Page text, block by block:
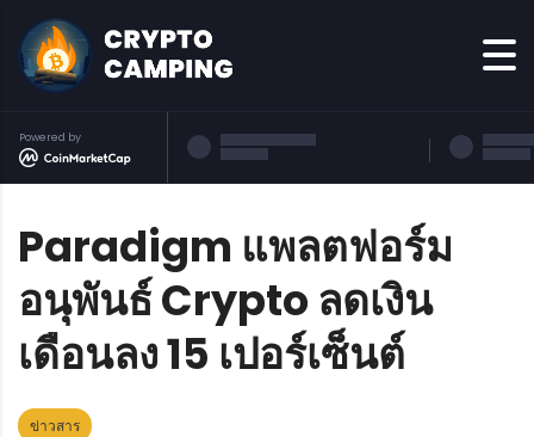
Powered by
Paradigm แพลตฟอร์ม
อนุพันธ์ Crypto ลดเงิน
เดือนลง 15 เปอร์เซ็นต์
ข่าวสาร